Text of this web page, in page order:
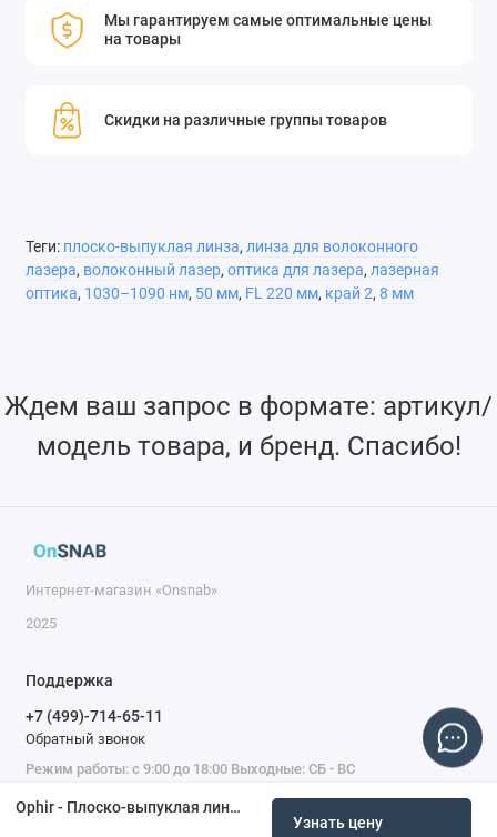
Ophir - Плоско-выпуклая линза, 1030–1090 нм, 50 мм, FL 220 мм, край 2,8 мм, волоконный лазер
Узнать цену
Мы гарантируем самые оптимальные цены
на товары
Скидки на различные группы товаров
Теги: плоско-выпуклая линза, линза для волоконного
лазера, волоконный лазер, оптика для лазера, лазерная
оптика, 1030–1090 нм, 50 мм, FL 220 мм, край 2, 8 мм
Ждем ваш запрос в формате: артикул/
модель товара, и бренд. Спасибо!
Интернет-магазин «Onsnab»
2025
Поддержка
+7 (499)-714-65-11
Обратный звонок
Режим работы: с 9:00 до 18:00 Выходные: СБ - ВС